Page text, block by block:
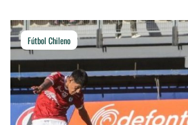
Fútbol Chileno